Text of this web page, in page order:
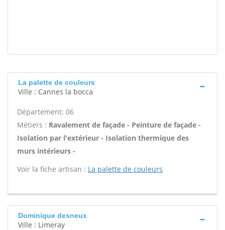
La palette de couleurs
Ville : Cannes la bocca
Département: 06
Métiers : Ravalement de façade - Peinture de façade -
Isolation par l'extérieur - Isolation thermique des
murs intérieurs -
Voir la fiche artisan : La palette de couleurs
Dominique desneux
Ville : Limeray